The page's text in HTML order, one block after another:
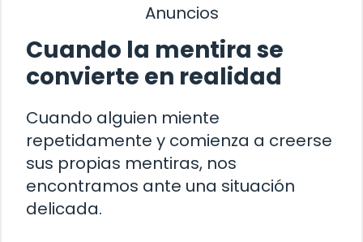
Anuncios
Cuando la mentira se
convierte en realidad
Cuando alguien miente
repetidamente y comienza a creerse
sus propias mentiras, nos
encontramos ante una situación
delicada.